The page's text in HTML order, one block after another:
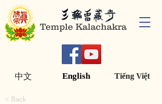
Temple Kalachakra
English Tiếng Việt
中文
< Back